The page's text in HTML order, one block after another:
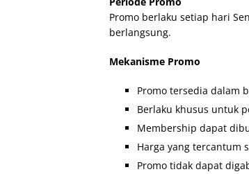
Promo berlaku setiap hari
berlangsung.
Mekanisme Promo
Promo tersedia dalam
Berlaku khusus untuk
Membership dapat
Harga yang tercantum
Promo tidak dapat